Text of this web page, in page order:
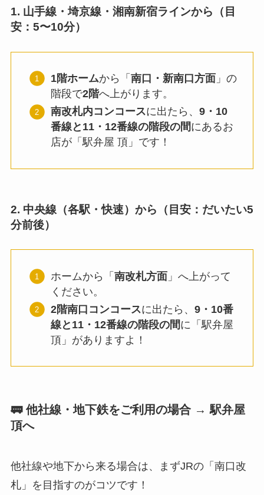
1. 山手線・埼京線・湘南新宿ラインから（目
安：5〜10分）
1階ホームから「南口・新南口方面 」の
階段で2階へ上がります。
南改札内コンコースに出たら、9・10
番線と11・12番線の階段の間にあるお
店が「駅弁屋 頂」です！
2. 中央線（各駅・快速）から（目安：だいたい5
分前後）
ホームから「南改札方面 」へ上がって
ください。
2階南口コンコースに出たら、9・10番
線と11・12番線の階段の間に「駅弁屋
頂」がありますよ！
🚃 他社線・地下鉄をご利用の場合 → 駅弁屋
頂へ
他社線や地下から来る場合は、まずJRの「南口改
札」を目指すのがコツです！